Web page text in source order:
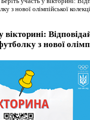
з нової олімпійської
вікторині:
з нової